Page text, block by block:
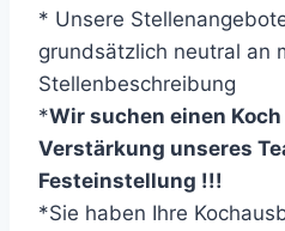
* Unsere
grundsätzlich neutral an
Stellenbeschreibung
*Wir suchen einen
Verstärkung unseres
Festeinstellung !!!
*Sie haben Ihre